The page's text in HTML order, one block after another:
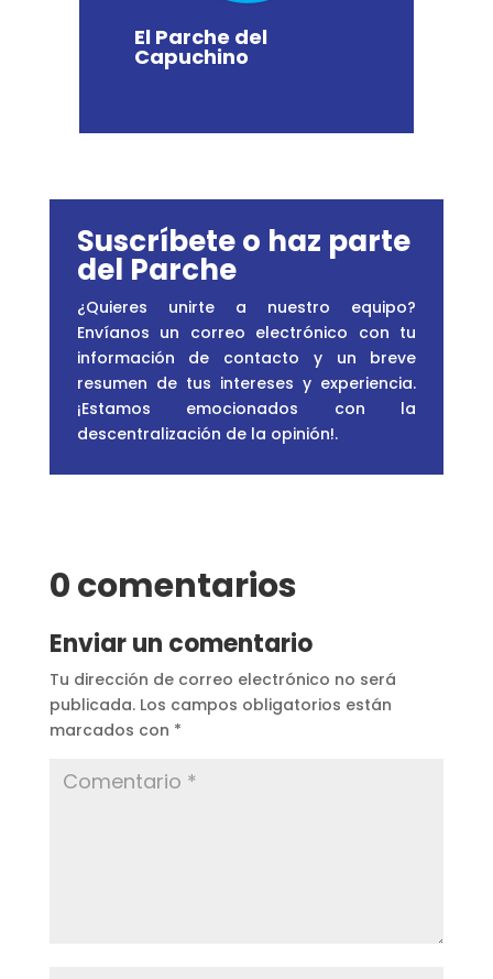
El Parche del
Capuchino
Suscríbete o haz parte
del Parche
¿Quieres unirte a nuestro equipo?
Envíanos un correo electrónico con tu
información de contacto y un breve
resumen de tus intereses y experiencia.
¡Estamos emocionados con la
descentralización de la opinión!.
0 comentarios
Enviar un comentario
Tu dirección de correo electrónico no será
publicada. Los campos obligatorios están
marcados con *